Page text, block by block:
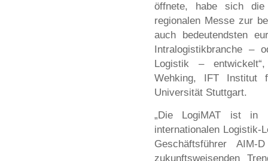
öffnete, habe sich
regionalen Messe zur
auch bedeutendsten
Intralogistikbranche –
Logistik –
Wehking, IFT Institut
Universität Stuttgart.
„Die LogiMAT ist in
internationalen Logistik-
Geschäftsführer
zukunftsweisenden